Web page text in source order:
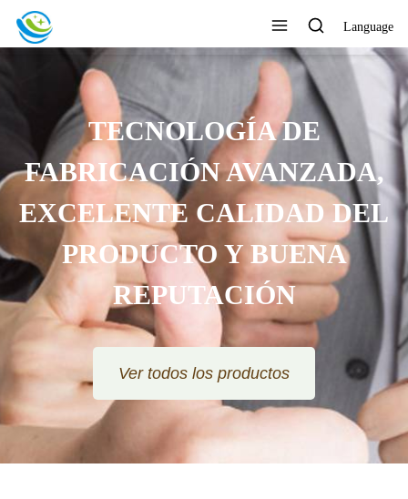
Language
TECNOLOGÍA DE
FABRICACIÓN AVANZADA,
EXCELENTE CALIDAD DEL
PRODUCTO Y BUENA
REPUTACIÓN
Ver todos los productos